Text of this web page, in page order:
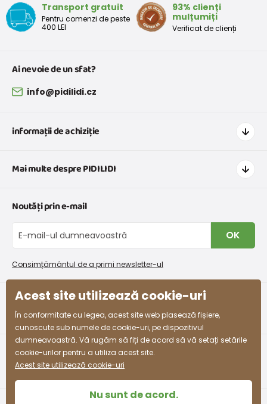
Transport gratuit
Pentru comenzi de peste
400 LEI
93% clienți
mulțumiți
Verificat de clienți
Ai nevoie de un sfat?
info@pidilidi.cz
informații de achiziție
Transport și plată
Retururi și reclamații
Schimb sau returnare gratuită
Procedura de reclamații
Condiții de promovare și coduri de reducere
Mai multe despre PIDILIDI
Despre noi
Blog
Program de afiliere
Colectarea bunurilor
Noutăți prin e-mail
OK
Consimțământul de a primi newsletter-ul
Acest site utilizează cookie-uri
În conformitate cu legea, acest site web plasează fișiere,
cunoscute sub numele de cookie-uri, pe dispozitivul
dumneavoastră. Vă rugăm să fiți de acord să vă setați setările
cookie-urilor pentru a utiliza acest site.
Acest site utilizează cookie-uri
Nu sunt de acord.